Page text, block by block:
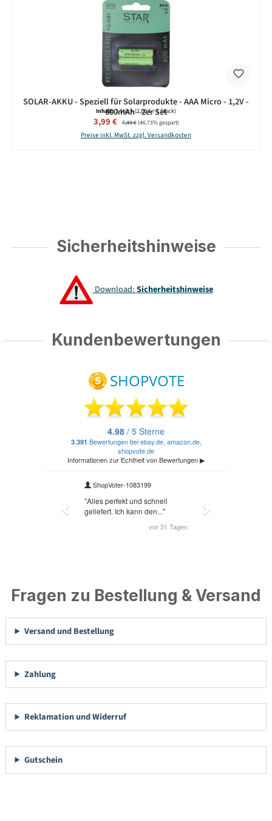
SOLAR-AKKU - Speziell für Solarprodukte - AAA Micro - 1,2V -
600mAh - 2er Set
Inhalt:2 Stück(2,00 € / 1 Stück)
Verkaufspreis:
3,99 € Regulärer Preis:
7,49 €(46.73% gespart)
Preise inkl. MwSt. zzgl. Versandkosten
Sicherheitshinweise
Download:Sicherheitshinweise
Kundenbewertungen
Fragen zu Bestellung & Versand
Versand und Bestellung
Zahlung
Reklamation und Widerruf
Gutschein